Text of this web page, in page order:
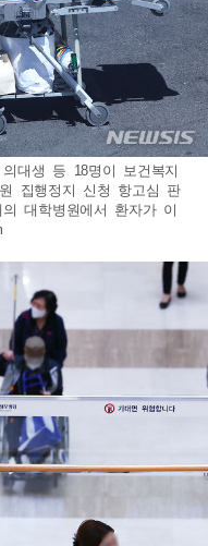
대생 등 18명이 보건복지
집행정지 신청 항고심 판
대학병원에서 환자가 이